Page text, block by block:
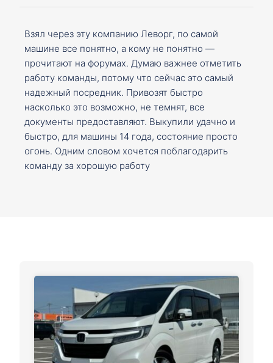
Взял через эту компанию Леворг, по самой
машине все понятно, а кому не понятно —
прочитают на форумах. Думаю важнее отметить
работу команды, потому что сейчас это самый
надежный посредник. Привозят быстро
насколько это возможно, не темнят, все
документы предоставляют. Выкупили удачно и
быстро, для машины 14 года, состояние просто
огонь. Одним словом хочется поблагодарить
команду за хорошую работу